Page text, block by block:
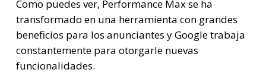
Como puedes ver, Performance Max se ha
transformado en una herramienta con grandes
beneficios para los anunciantes y Google trabaja
constantemente para otorgarle nuevas
funcionalidades.